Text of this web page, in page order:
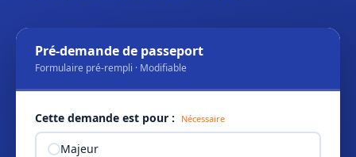
Pré-demande de passeport
Formulaire pré-rempli · Modifiable
Cette demande est pour : Nécessaire
Majeur